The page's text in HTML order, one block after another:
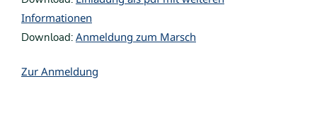
Informationen
Download: Anmeldung zum Marsch
Zur Anmeldung